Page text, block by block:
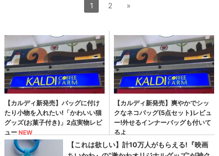
1 2 »